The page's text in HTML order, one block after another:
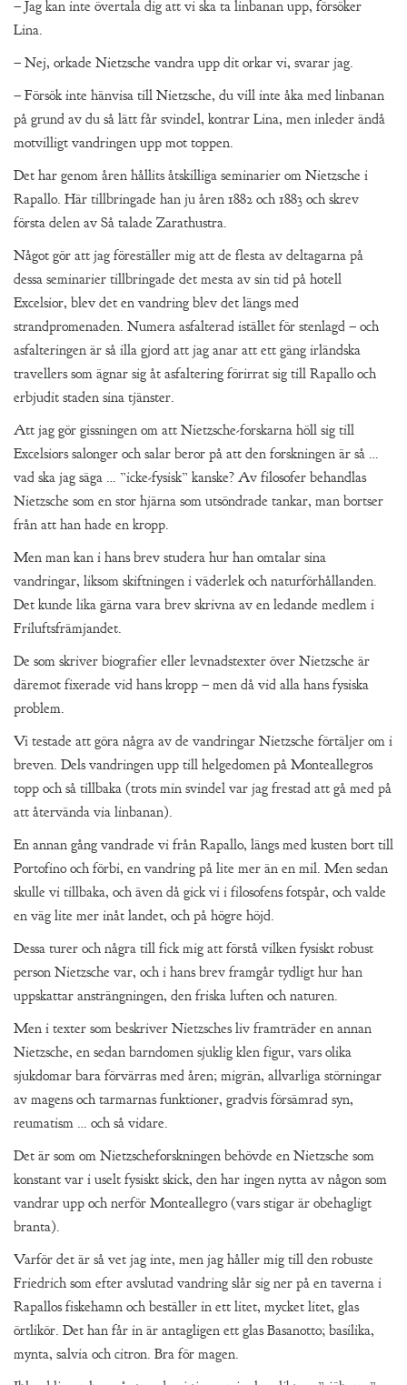
– Jag kan inte övertala dig att vi ska ta linbanan upp, försöker
Lina.
– Nej, orkade Nietzsche vandra upp dit orkar vi, svarar jag.
– Försök inte hänvisa till Nietzsche, du vill inte åka med linbanan
på grund av du så lätt får svindel, kontrar Lina, men inleder ändå
motvilligt vandringen upp mot toppen.
Det har genom åren hållits åtskilliga seminarier om Nietzsche i
Rapallo. Här tillbringade han ju åren 1882 och 1883 och skrev
första delen av Så talade Zarathustra.
Något gör att jag föreställer mig att de flesta av deltagarna på
dessa seminarier tillbringade det mesta av sin tid på hotell
Excelsior, blev det en vandring blev det längs med
strandpromenaden. Numera asfalterad istället för stenlagd – och
asfalteringen är så illa gjord att jag anar att ett gäng irländska
travellers som ägnar sig åt asfaltering förirrat sig till Rapallo och
erbjudit staden sina tjänster.
Att jag gör gissningen om att Nietzsche-forskarna höll sig till
Excelsiors salonger och salar beror på att den forskningen är så …
vad ska jag säga … ”icke-fysisk” kanske? Av filosofer behandlas
Nietzsche som en stor hjärna som utsöndrade tankar, man bortser
från att han hade en kropp.
Men man kan i hans brev studera hur han omtalar sina
vandringar, liksom skiftningen i väderlek och naturförhållanden.
Det kunde lika gärna vara brev skrivna av en ledande medlem i
Friluftsfrämjandet.
De som skriver biografier eller levnadstexter över Nietzsche är
däremot fixerade vid hans kropp – men då vid alla hans fysiska
problem.
Vi testade att göra några av de vandringar Nietzsche förtäljer om i
breven. Dels vandringen upp till helgedomen på Monteallegros
topp och så tillbaka (trots min svindel var jag frestad att gå med på
att återvända via linbanan).
En annan gång vandrade vi från Rapallo, längs med kusten bort till
Portofino och förbi, en vandring på lite mer än en mil. Men sedan
skulle vi tillbaka, och även då gick vi i filosofens fotspår, och valde
en väg lite mer inåt landet, och på högre höjd.
Dessa turer och några till fick mig att förstå vilken fysiskt robust
person Nietzsche var, och i hans brev framgår tydligt hur han
uppskattar ansträngningen, den friska luften och naturen.
Men i texter som beskriver Nietzsches liv framträder en annan
Nietzsche, en sedan barndomen sjuklig klen figur, vars olika
sjukdomar bara förvärras med åren; migrän, allvarliga störningar
av magens och tarmarnas funktioner, gradvis försämrad syn,
reumatism … och så vidare.
Det är som om Nietzscheforskningen behövde en Nietzsche som
konstant var i uselt fysiskt skick, den har ingen nytta av någon som
vandrar upp och nerför Monteallegro (vars stigar är obehagligt
branta).
Varför det är så vet jag inte, men jag håller mig till den robuste
Friedrich som efter avslutad vandring slår sig ner på en taverna i
Rapallos fiskehamn och beställer in ett litet, mycket litet, glas
örtlikör. Det han får in är antagligen ett glas Basanotto; basilika,
mynta, salvia och citron. Bra för magen.